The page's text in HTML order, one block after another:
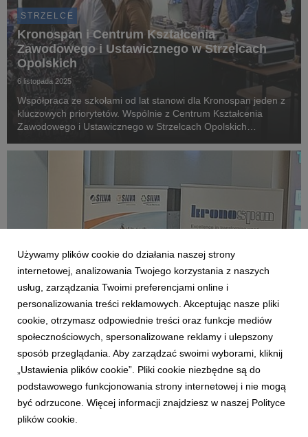
STRZELCE
Kronospan i Centrum Kształcenia
Zawodowego i Ustawicznego w Strzelcach
Opolskich
6 listopada 2025
Współpraca ze szkołami od lat stanowi dla Kronospan jeden z
kluczowych priorytetów. Wspólnie z Centrum Kształcenia
Zawodowego i Ustawicznego w Strzelcach Opolskich
młodych ludzi i ich przygotowanie do pracy w nowo...
STRZELCE
Kronospan Partnerem Głównym TopYoung100
– dzień pełen inspiracji dla młodych talentów.
5 listopada 2025
24 października w siedzibie Akademii Techniczno-Artystycznej
w Warszawie, Kronospan miał zaszczyt wystąpić w roli
Partnera Głównego wydarzenia TopYoung100,
Używamy plików cookie do działania naszej strony
internetowej, analizowania Twojego korzystania z naszych
usług, zarządzania Twoimi preferencjami online i
personalizowania treści reklamowych. Akceptując nasze pliki
cookie, otrzymasz odpowiednie treści oraz funkcje mediów
społecznościowych, spersonalizowane reklamy i ulepszony
sposób przeglądania. Aby zarządzać swoimi wyborami, kliknij
„Ustawienia plików cookie”. Pliki cookie niezbędne są do
podstawowego funkcjonowania strony internetowej i nie mogą
być odrzucone. Więcej informacji znajdziesz w naszej Polityce
plików cookie.